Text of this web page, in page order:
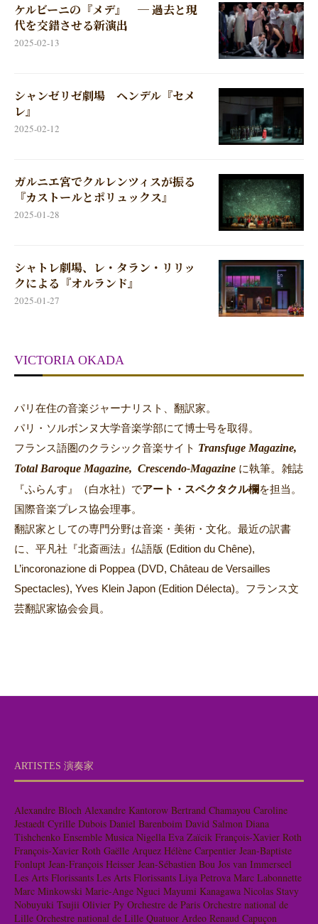
ケルビーニの『メデ』 ─ 過去と現
代を交錯させる新演出
2025-02-13
シャンゼリゼ劇場 ヘンデル『セメ
レ』
2025-02-12
ガルニエ宮でクルレンツィスが振る
『カストールとポリュックス』
2025-01-28
シャトレ劇場、レ・タラン・リリッ
クによる『オルランド』
2025-01-27
VICTORIA OKADA
パリ在住の音楽ジャーナリスト、翻訳家。
パリ・ソルボンヌ大学音楽学部にて博士号を取得。
フランス語圏のクラシック音楽サイト Transfuge Magazine,
Total Baroque Magazine, Crescendo-Magazine に執筆。 雑誌
『ふらんす』（白水社）でアート・スペクタクル欄を担当。
国際音楽プレス協会理事。
翻訳家としての専門分野は音楽・美術・文化。最近の訳書
に、平凡社『北斎画法』仏語版 (Edition du Chêne),
L’incoronazione di Poppea (DVD, Château de Versailles
Spectacles), Yves Klein Japon (Edition Délecta)。フランス文
芸翻訳家協会会員。
ARTISTES 演奏家
Alexandre Bloch Alexandre Kantorow Bertrand Chamayou Caroline
Jestaedt Cyrille Dubois Daniel Barenboim David Salmon Diana
Tishchenko Ensemble Musica Nigella Eva Zaïcik François-Xavier Roth
François-Xavier Roth Gaëlle Arquez Hélène Carpentier Jean-Baptiste
Fonlupt Jean-François Heisser Jean-Sébastien Bou Jos van Immerseel
Les Arts Florissants Les Arts Florissants Liya Petrova Marc Labonnette
Marc Minkowski Marie-Ange Nguci Mayumi Kanagawa Nicolas Stavy
Nobuyuki Tsujii Olivier Py Orchestre de Paris Orchestre national de
Lille Orchestre national de Lille Quatuor Ardeo Renaud Capuçon